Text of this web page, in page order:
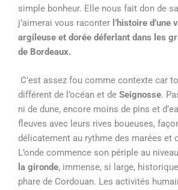
simple bonheur. Elle nous fait don de
j’aimerai vous raconter ’histoire d’une
argileuse et dorée déferlant dans les
de Bordeaux.
C’est assez fou comme contexte car
différent de l’océan et de Seignosse.
ni de dune, encore moins de pins et
fleuves avec leurs rives boueuses,
délicatement au rythme des marées et
L’onde commence son périple au
la gironde, immense, si large,
phare de Cordouan. Les activités